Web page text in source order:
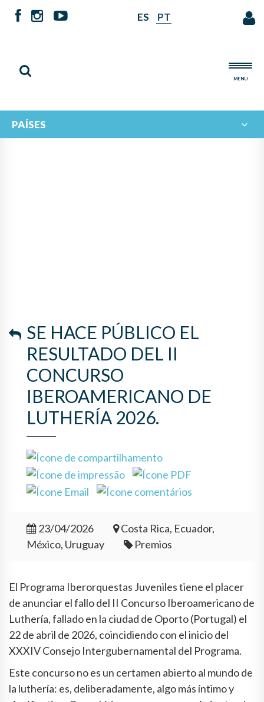
ES PT
MENU
PAÍSES
SE HACE PÚBLICO EL
RESULTADO DEL II
CONCURSO
IBEROAMERICANO DE
LUTHERÍA 2026.
23/04/2026
Costa Rica, Ecuador,
México, Uruguay
Premios
El Programa Iberorquestas Juveniles tiene el placer
de anunciar el fallo del II Concurso Iberoamericano de
Luthería, fallado en la ciudad de Oporto (Portugal) el
22 de abril de 2026, coincidiendo con el inicio del
XXXIV Consejo Intergubernamental del Programa.
Este concurso no es un certamen abierto al mundo de
la luthería: es, deliberadamente, algo más íntimo y